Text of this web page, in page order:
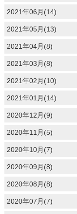
2021年06月(14)
2021年05月(13)
2021年04月(8)
2021年03月(8)
2021年02月(10)
2021年01月(14)
2020年12月(9)
2020年11月(5)
2020年10月(7)
2020年09月(8)
2020年08月(8)
2020年07月(7)